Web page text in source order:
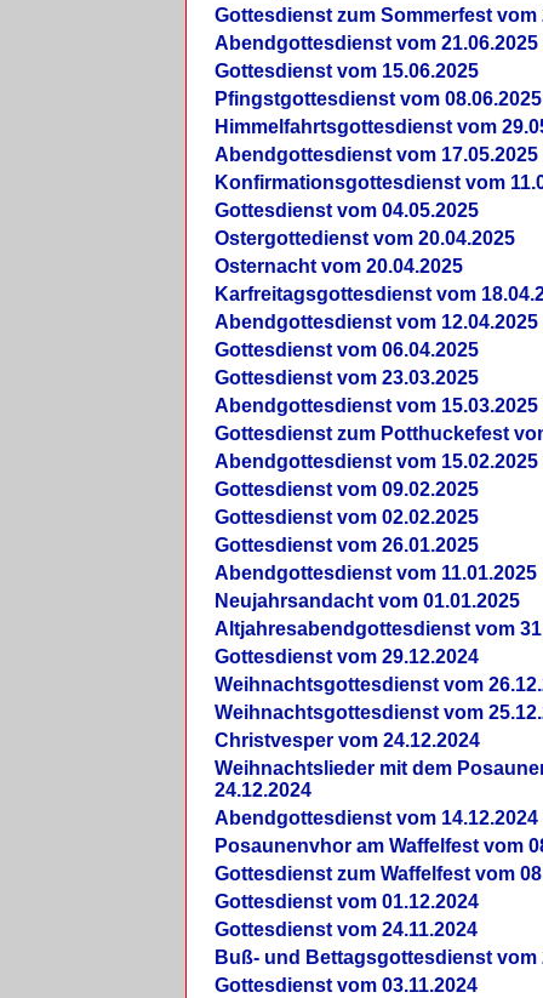
Gottesdienst zum Sommerfest vom
Abendgottesdienst vom 21.06.2025
Gottesdienst vom 15.06.2025
Pfingstgottesdienst vom 08.06.2025
Himmelfahrtsgottesdienst vom
Abendgottesdienst vom 17.05.2025
Konfirmationsgottesdienst vom
Gottesdienst vom 04.05.2025
Ostergottedienst vom 20.04.2025
Osternacht vom 20.04.2025
Karfreitagsgottesdienst vom
Abendgottesdienst vom 12.04.2025
Gottesdienst vom 06.04.2025
Gottesdienst vom 23.03.2025
Abendgottesdienst vom 15.03.2025
Gottesdienst zum Potthuckefest
Abendgottesdienst vom 15.02.2025
Gottesdienst vom 09.02.2025
Gottesdienst vom 02.02.2025
Gottesdienst vom 26.01.2025
Abendgottesdienst vom 11.01.2025
Neujahrsandacht vom 01.01.2025
Altjahresabendgottesdienst vom
Gottesdienst vom 29.12.2024
Weihnachtsgottesdienst vom
Weihnachtsgottesdienst vom
Christvesper vom 24.12.2024
Weihnachtslieder mit dem
24.12.2024
Abendgottesdienst vom 14.12.2024
Posaunenvhor am Waffelfest vom
Gottesdienst zum Waffelfest vom
Gottesdienst vom 01.12.2024
Gottesdienst vom 24.11.2024
Buß- und Bettagsgottesdienst vom
Gottesdienst vom 03.11.2024